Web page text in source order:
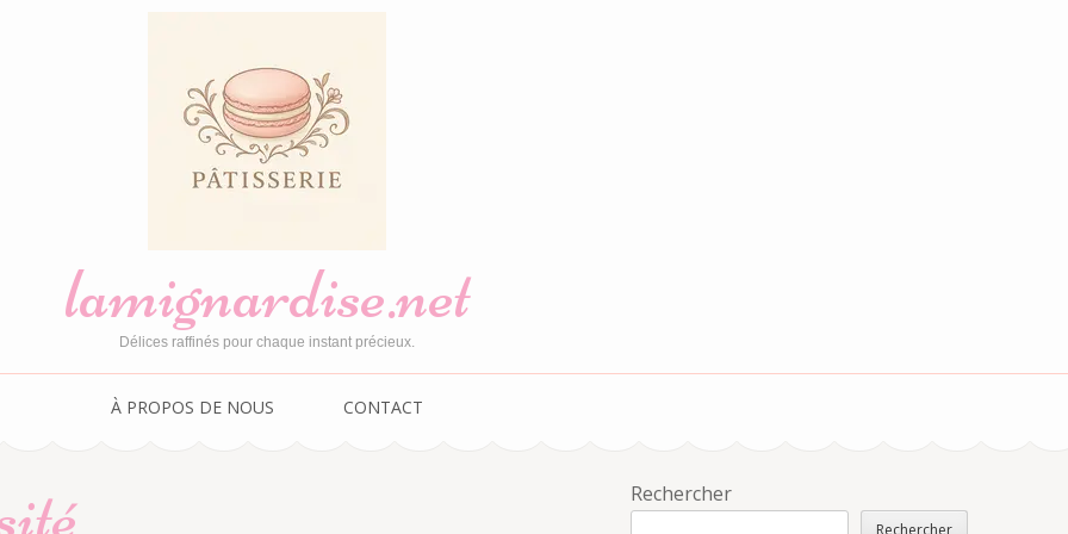
lamignardise.net
Délices raffinés pour chaque instant précieux.
À PROPOS DE NOUS CONTACT
Rechercher